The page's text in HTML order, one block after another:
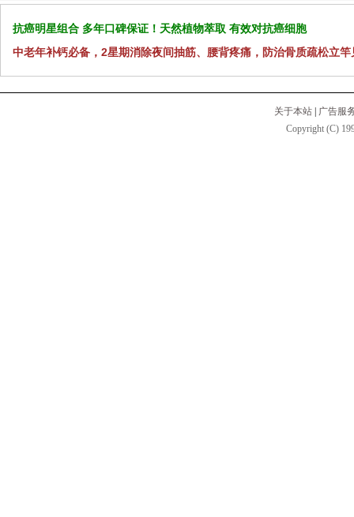
抗癌明星组合 多年口碑保证！天然植物萃取 有效对抗癌细胞
中老年补钙必备，2星期消除夜间抽筋、腰背疼痛，防治骨质疏松立竿
关于本站
广告服
Copyright (C)